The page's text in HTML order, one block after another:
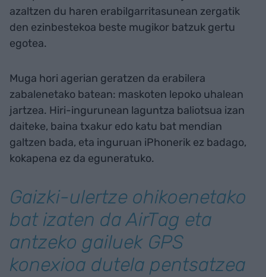
azaltzen du haren erabilgarritasunean zergatik
den ezinbestekoa beste mugikor batzuk gertu
egotea.
Muga hori agerian geratzen da erabilera
zabalenetako batean: maskoten lepoko uhalean
jartzea. Hiri-ingurunean laguntza baliotsua izan
daiteke, baina txakur edo katu bat mendian
galtzen bada, eta inguruan iPhonerik ez badago,
kokapena ez da eguneratuko.
Gaizki-ulertze ohikoenetako
bat izaten da AirTag eta
antzeko gailuek GPS
konexioa dutela pentsatzea